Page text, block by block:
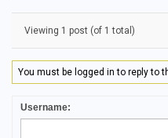
Viewing 1 post (of 1 total)
You must be logged in to reply to
Username: